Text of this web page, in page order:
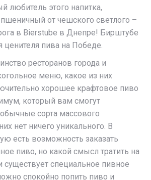
любитель этого напитка,
от чешского светлого –
в Bierstube в Днепре! Бирштубе
ценителя пива на Победе.
ресторанов города и
меню, какое из них
хорошее крафтовое пиво
который вам смогут
сорта массового
нет ничего уникального. В
есть возможность заказать
пиво, но какой смысл тратить на
существует специальное пивное
спокойно попить пиво и